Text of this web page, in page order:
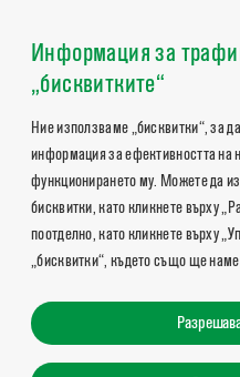
Информация за
„бисквитките“
Ние използваме „бисквитки“, за
информация за ефективността на
функционирането му. Можете да
бисквитки, като кликнете върху
поотделно, като кликнете върху
„бисквитки“, където също ще